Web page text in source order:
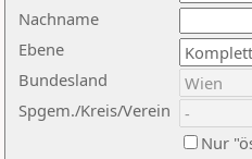
Nachname
Ebene
Bundesland
Spgem./Kreis/Verein
Nur